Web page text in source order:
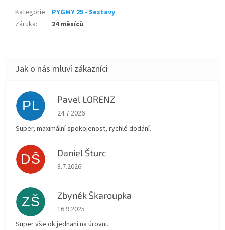
Kategorie: PYGMY 25 - Sestavy
Záruka: 24 měsíců
PL Pavel LORENZ
Hodnocení obchodu je 5 z 5 hvězdiček.
24.7.2026
Super, maximální spokojenost, rychlé dodání.
DŠ Daniel Šturc
Hodnocení obchodu je 5 z 5 hvězdiček.
8.7.2026
ZŠ Zbynék Škaroupka
Hodnocení obchodu je 5 z 5 hvězdiček.
16.9.2025
Super vše ok.jednani na úrovni..